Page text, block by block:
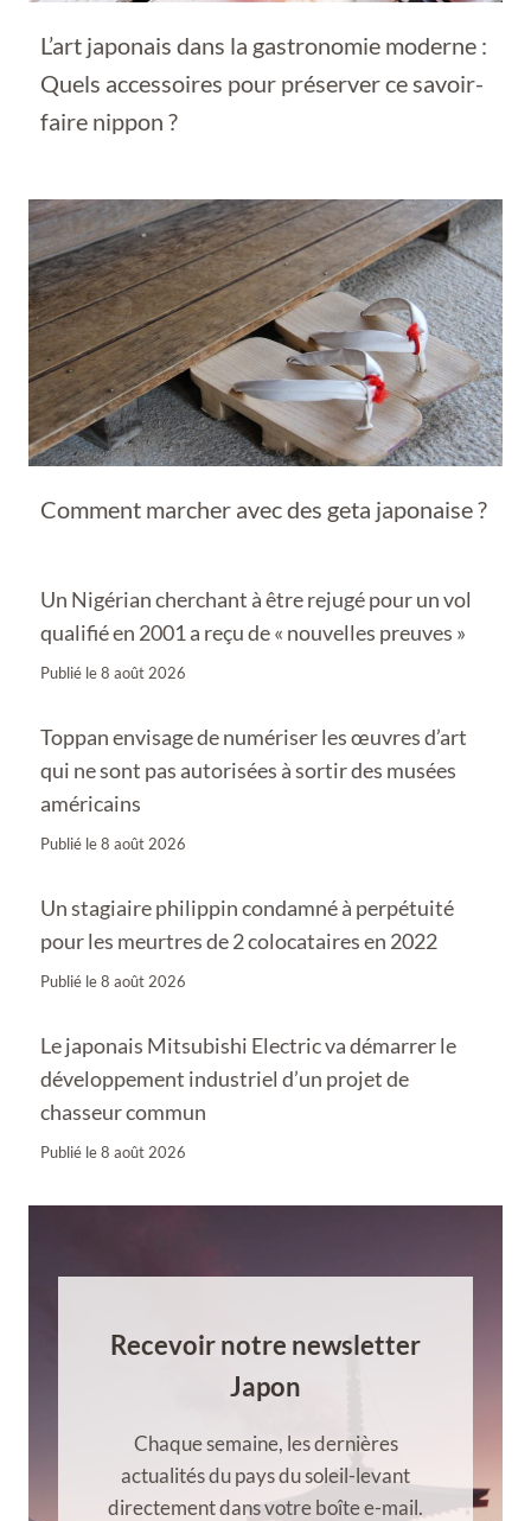
L’art japonais dans la gastronomie moderne :
Quels accessoires pour préserver ce savoir-
faire nippon ?
Comment marcher avec des geta japonaise ?
Un Nigérian cherchant à être rejugé pour un vol
qualifié en 2001 a reçu de « nouvelles preuves »
Publié le8 août 2026
Toppan envisage de numériser les œuvres d’art
qui ne sont pas autorisées à sortir des musées
américains
Publié le8 août 2026
Un stagiaire philippin condamné à perpétuité
pour les meurtres de 2 colocataires en 2022
Publié le8 août 2026
Le japonais Mitsubishi Electric va démarrer le
développement industriel d’un projet de
chasseur commun
Publié le8 août 2026
Recevoir notre newsletter
Japon
Chaque semaine, les dernières
actualités du pays du soleil-levant
directement dans votre boîte e-mail.